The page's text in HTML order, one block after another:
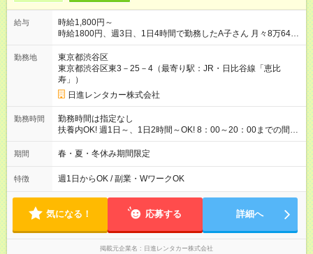
給与
時給1,800円～
時給1800円、週3日、1日4時間で勤務したA子さん 月々8万6400
円収入（月4週換算で計算した目安金額です） 【試用期間】試用
期間なし
勤務地
東京都渋谷区
東京都渋谷区東3－25－4（最寄り駅：JR・日比谷線「恵比
寿」）
日進レンタカー株式会社
勤務時間
勤務時間は指定なし
扶養内OK! 週1日～、1日2時間～OK! 8：00～20：00までの間
で、1～8時間 2か月限定、 1ヶ月、100時間まで
期間 春・夏・冬休み期間限定
特徴 週1日からOK / 副業・WワークOK
気になる！ 応募する 詳細へ
掲載元企業名 日進レンタカー株式会社